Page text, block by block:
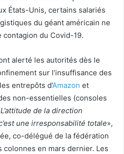
États-Unis, certains salariés
du géant américain ne
du Covid-19.
alerté les autorités dès le
sur l’insuffisance des
entrepôts d’Amazon et
non-essentielles (consoles
L’attitude de la direction
une irresponsabilité totale»,
co-délégué de la fédération
colonnes en mars dernier. Les